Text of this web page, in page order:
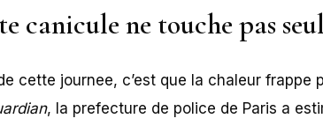
canicule ne touche pas
cette journee, c’est que la chaleur frappe
, la prefecture de police de Paris a